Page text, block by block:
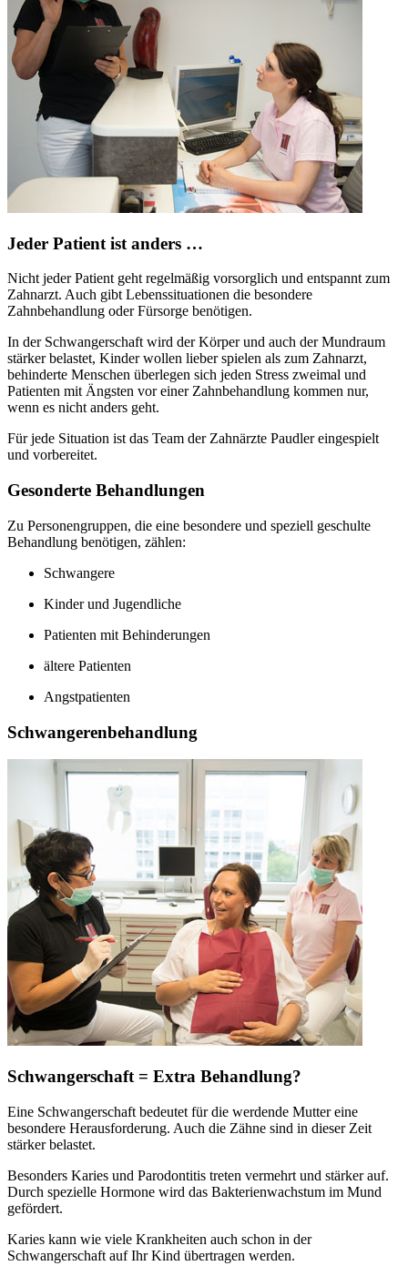
Jeder Patient ist anders …
Nicht jeder Patient geht regelmäßig vorsorglich und entspannt zum
Zahnarzt. Auch gibt Lebenssituationen die besondere
Zahnbehandlung oder Fürsorge benötigen.
In der Schwangerschaft wird der Körper und auch der Mundraum
stärker belastet, Kinder wollen lieber spielen als zum Zahnarzt,
behinderte Menschen überlegen sich jeden Stress zweimal und
Patienten mit Ängsten vor einer Zahnbehandlung kommen nur,
wenn es nicht anders geht.
Für jede Situation ist das Team der Zahnärzte Paudler eingespielt
und vorbereitet.
Gesonderte Behandlungen
Zu Personengruppen, die eine besondere und speziell geschulte
Behandlung benötigen, zählen:
Schwangere
Kinder und Jugendliche
Patienten mit Behinderungen
ältere Patienten
Angstpatienten
Schwangerenbehandlung
Schwangerschaft = Extra Behandlung?
Eine Schwangerschaft bedeutet für die werdende Mutter eine
besondere Herausforderung. Auch die Zähne sind in dieser Zeit
stärker belastet.
Besonders Karies und Parodontitis treten vermehrt und stärker auf.
Durch spezielle Hormone wird das Bakterienwachstum im Mund
gefördert.
Karies kann wie viele Krankheiten auch schon in der
Schwangerschaft auf Ihr Kind übertragen werden.